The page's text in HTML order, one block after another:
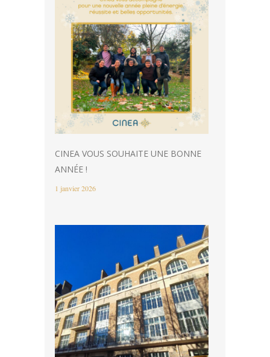
CINEA VOUS SOUHAITE UNE BONNE
ANNÉE !
1 janvier 2026